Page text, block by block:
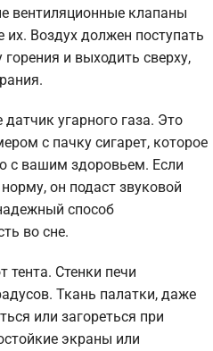
вентиляционные клапаны
их. Воздух должен поступать
горения и выходить сверху,
угарного газа. Это
с пачку сигарет, которое
с вашим здоровьем. Если
он подаст звуковой
способ
во сне.
тента. Стенки печи
Ткань палатки, даже
или загореться при
экраны или